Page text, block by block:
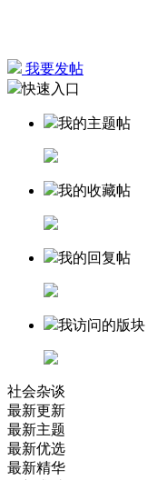
我要发帖
快速入口
我的主题帖
我的收藏帖
我的回复帖
我访问的版块
社会杂谈
最新更新
最新主题
最新优选
最新精华